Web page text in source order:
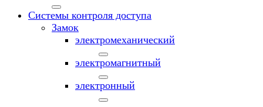
Системы контроля доступа
Замок
электромеханический
электромагнитный
электронный